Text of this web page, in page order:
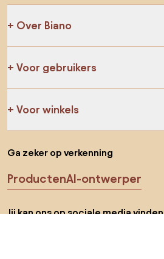
Over Biano
Voor gebruikers
Voor winkels
Ga zeker op verkenning
ProductenAI-ontwerper
Jij kan ons op sociale media vinden